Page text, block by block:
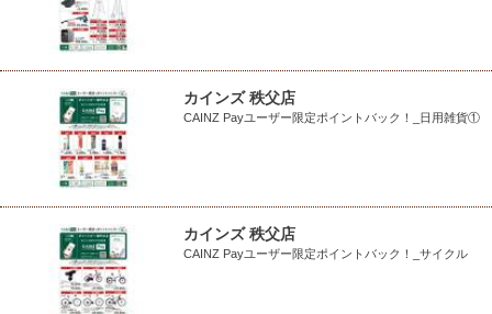
カインズ 秩父店
CAINZ Payユーザー限定ポイントバック！_日用雑貨①
カインズ 秩父店
CAINZ Payユーザー限定ポイントバック！_サイクル